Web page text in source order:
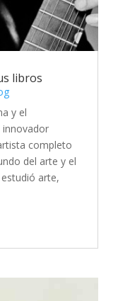
libros
y el
completo
del arte y el
arte,